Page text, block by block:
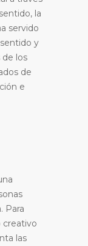
la
servido
y
de los
de
e
Para
creativo
las